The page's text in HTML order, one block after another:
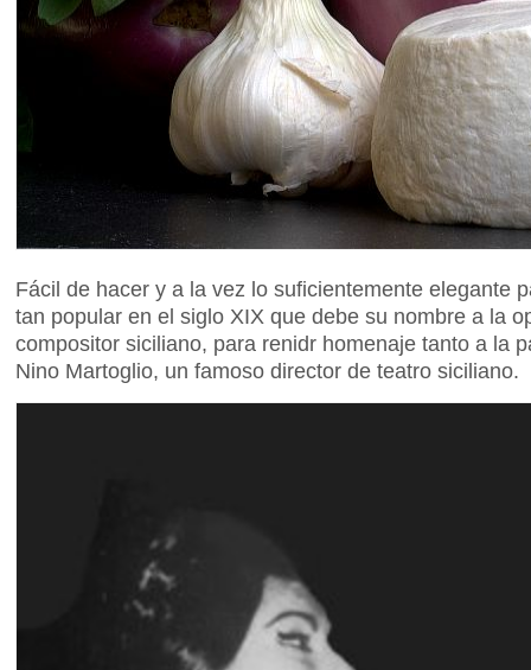
Fácil de hacer y a la vez lo suficientemente elegante
tan popular en el siglo XIX que debe su nombre a la
compositor siciliano, para renidr homenaje tanto a la
Nino Martoglio, un famoso director de teatro